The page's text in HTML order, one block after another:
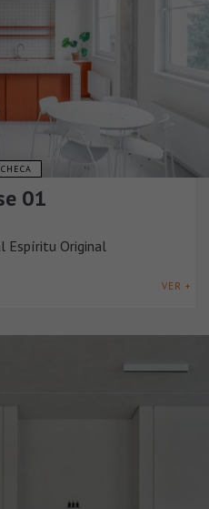
01
Espíritu Original
VER +